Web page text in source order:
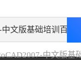
文版基础培训百例.(
中文版基